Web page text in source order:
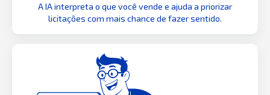
A IA interpreta o que você vende e ajuda a priorizar
licitações com mais chance de fazer sentido.